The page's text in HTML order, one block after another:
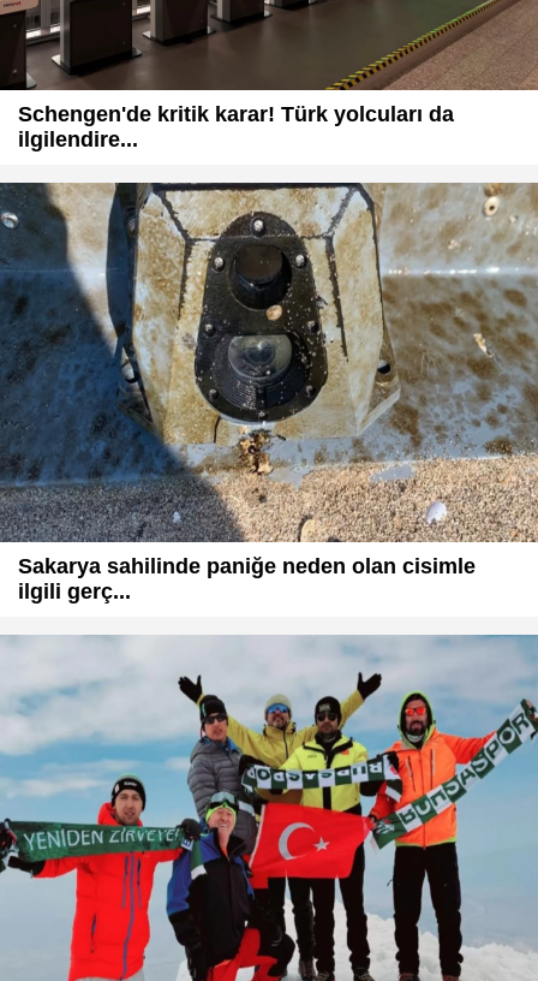
Schengen'de kritik karar! Türk yolcuları da
ilgilendire...
Sakarya sahilinde paniğe neden olan cisimle
ilgili gerç...